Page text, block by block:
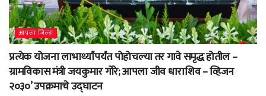
आपला जिल्हा
प्रत्येक योजना लाभार्थ्यांपर्यंत पोहोचल्या तर गावे समृद्ध होतील –
ग्रामविकास मंत्री जयकुमार गोरे; आपला जीव धाराशिव – व्हिजन
२०३०’ उपक्रमाचे उद्घाटन